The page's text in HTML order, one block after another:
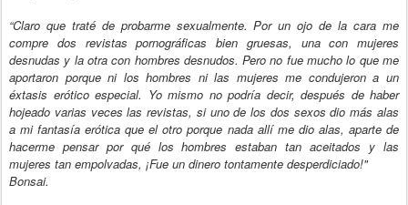
“Claro que traté de probarme sexualmente. Por un ojo de la cara me
compre dos revistas pornográficas bien gruesas, una con mujeres
desnudas y la otra con hombres desnudos. Pero no fue mucho lo que me
aportaron porque ni los hombres ni las mujeres me condujeron a un
éxtasis erótico especial. Yo mismo no podría decir, después de haber
hojeado varias veces las revistas, si uno de los dos sexos dio más alas
a mi fantasía erótica que el otro porque nada allí me dio alas, aparte de
hacerme pensar por qué los hombres estaban tan aceitados y las
mujeres tan empolvadas, ¡Fue un dinero tontamente desperdiciado!"
Bonsai.